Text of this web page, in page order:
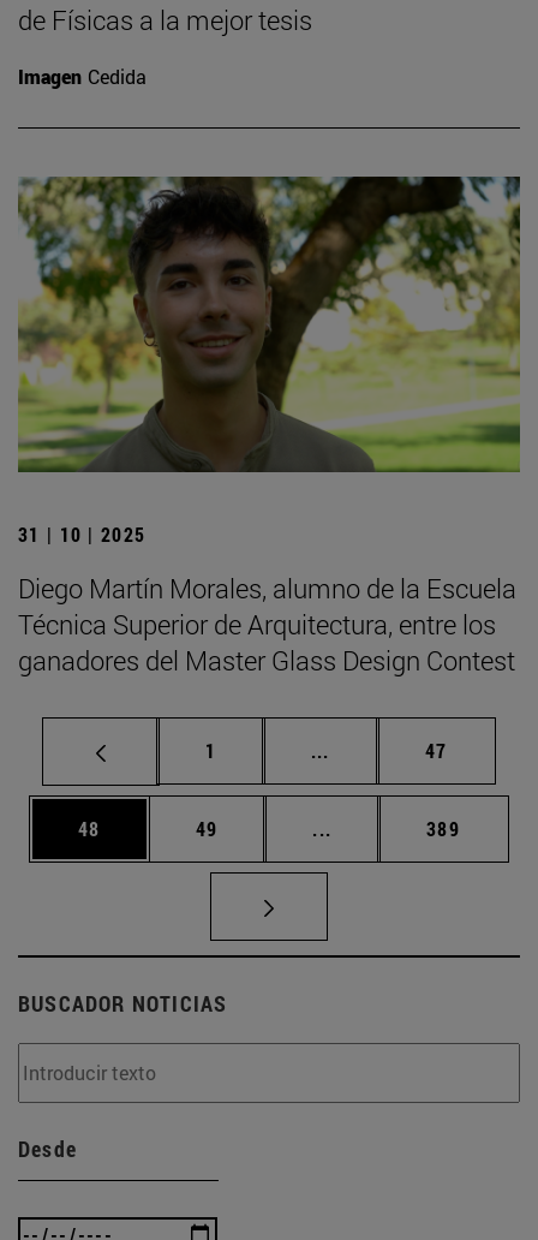
de Físicas a la mejor tesis
Imagen Cedida
31 | 10 | 2025
Diego Martín Morales, alumno de la Escuela
Técnica Superior de Arquitectura, entre los
ganadores del Master Glass Design Contest
Página
1 ... Páginas intermedias
Página
47
Página
48 Página
49 ... Páginas intermedias
Página
389
BUSCADOR NOTICIAS
Desde